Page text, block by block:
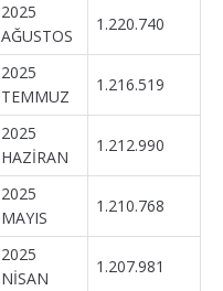
2025
AĞUSTOS
1.220.740
2025
TEMMUZ
1.216.519
2025
HAZİRAN
1.212.990
2025
MAYIS
1.210.768
2025
NİSAN
1.207.981